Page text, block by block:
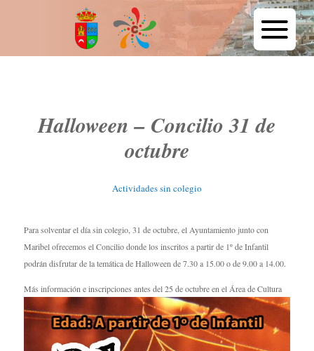
Halloween – Concilio 31 de
octubre
Actividades sin colegio
Para solventar el día sin colegio, 31 de octubre, el Ayuntamiento junto con
Maribel ofrecemos el Concilio donde los inscritos a partir de 1º de Infantil
podrán disfrutar de la temática de Halloween de 7.30 a 15.00 o de 9.00 a 14.00.
Más información e inscripciones antes del 25 de octubre en el Área de Cultura